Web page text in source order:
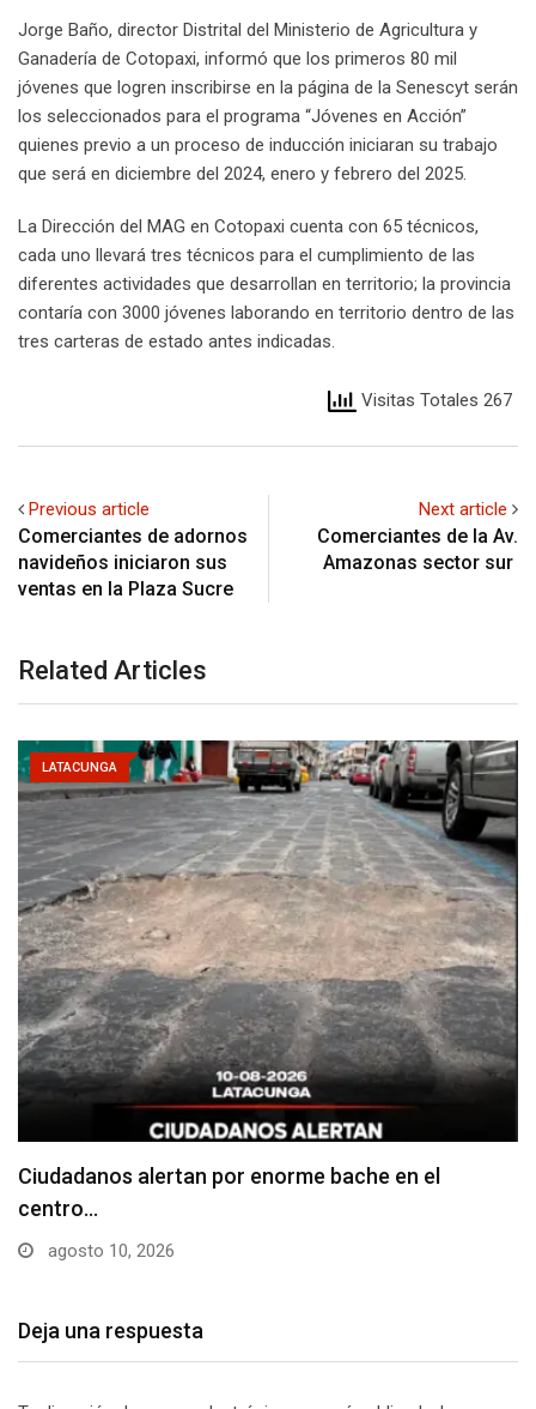
Jorge Baño, director Distrital del Ministerio de Agricultura y
Ganadería de Cotopaxi, informó que los primeros 80 mil
jóvenes que logren inscribirse en la página de la Senescyt serán
los seleccionados para el programa “Jóvenes en Acción”
quienes previo a un proceso de inducción iniciaran su trabajo
que será en diciembre del 2024, enero y febrero del 2025.
La Dirección del MAG en Cotopaxi cuenta con 65 técnicos,
cada uno llevará tres técnicos para el cumplimiento de las
diferentes actividades que desarrollan en territorio; la provincia
contaría con 3000 jóvenes laborando en territorio dentro de las
tres carteras de estado antes indicadas.
Visitas Totales 267
Previous article
Comerciantes de adornos
navideños iniciaron sus
ventas en la Plaza Sucre
Next article
Comerciantes de la Av.
Amazonas sector sur
Related Articles
LATACUNGA
Denuncian falta de señalización en zonas de
estacionamiento…
agosto 10, 2026
Deja una respuesta